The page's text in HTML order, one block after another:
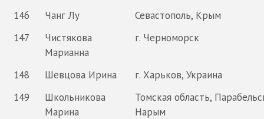
146
Чанг Лу
Севастополь, Крым
147
Чистякова
Марианна
г. Черноморск
148 Шевцова Ирина
г. Харьков, Украина
149
Школьникова
Марина
Томская область,
Нарым